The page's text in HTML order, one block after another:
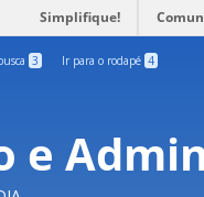
Simplifique!
3 Ir para o rodapé 4
e